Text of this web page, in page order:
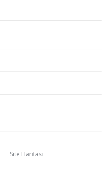
Site Haritası